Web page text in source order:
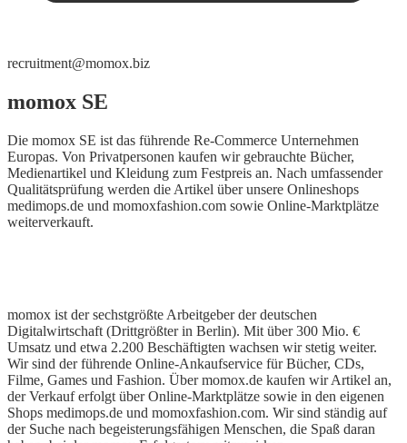
recruitment@momox.biz
momox SE
Die momox SE ist das führende Re-Commerce Unternehmen
Europas. Von Privatpersonen kaufen wir gebrauchte Bücher,
Medienartikel und Kleidung zum Festpreis an. Nach umfassender
Qualitätsprüfung werden die Artikel über unsere Onlineshops
medimops.de und momoxfashion.com sowie Online-Marktplätze
weiterverkauft.
momox ist der sechstgrößte Arbeitgeber der deutschen
Digitalwirtschaft (Drittgrößter in Berlin). Mit über 300 Mio. €
Umsatz und etwa 2.200 Beschäftigten wachsen wir stetig weiter.
Wir sind der führende Online-Ankaufservice für Bücher, CDs,
Filme, Games und Fashion. Über momox.de kaufen wir Artikel an,
der Verkauf erfolgt über Online-Marktplätze sowie in den eige­nen
Shops medimops.de und momoxfashion.com. Wir sind ständig auf
der Suche nach begeisterungsfähigen Menschen, die Spaß daran